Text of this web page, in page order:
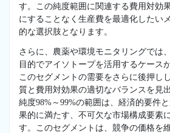
す。この純度範囲に関連する費用対効
にすることなく生産費を最適化したい
的な選択肢となります。
さらに、農薬や環境モニタリングでは
目的でアイソトープを活用するケース
このセグメントの需要をさらに後押し
質と費用対効果の適切なバランスを見
純度98%～99%の範囲は、経済的要件
果的に満たす、不可欠な市場構成要素
す。このセグメントは、競争の価格を